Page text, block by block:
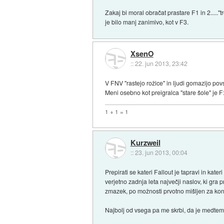
Zakaj bi moral obračat prastare F1 in
je bilo manj zanimivo, kot v F3.
XsenO
::22. jun 2013, 23:42
V FNV "rastejo rožice" in ljudi gomazijo
Meni osebno kot preigralca "stare šole" je
1 + 1 = 1
Kurzweil
::23. jun 2013, 00:04
Prepirati se kateri Fallout je tapravi in
verjetno zadnja leta največji naslov, ki gra
zmazek, po možnosti prvotno mišljen za
Najbolj od vsega pa me skrbi, da je